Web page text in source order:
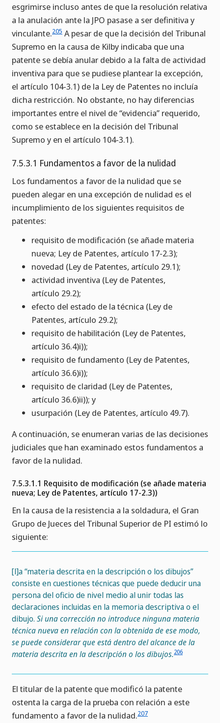
esgrimirse incluso antes de que la resolución relativa
a la anulación ante la JPO pasase a ser definitiva y
vinculante.205 A pesar de que la decisión del Tribunal
Supremo en la causa de Kilby indicaba que una
patente se debía anular debido a la falta de actividad
inventiva para que se pudiese plantear la excepción,
el artículo 104-3.1) de la Ley de Patentes no incluía
dicha restricción. No obstante, no hay diferencias
importantes entre el nivel de “evidencia” requerido,
como se establece en la decisión del Tribunal
Supremo y en el artículo 104-3.1).
7.5.3.1 Fundamentos a favor de la nulidad
Los fundamentos a favor de la nulidad que se
pueden alegar en una excepción de nulidad es el
incumplimiento de los siguientes requisitos de
patentes:
requisito de modificación (se añade materia
nueva; Ley de Patentes, artículo 17-2.3);
novedad (Ley de Patentes, artículo 29.1);
actividad inventiva (Ley de Patentes,
artículo 29.2);
efecto del estado de la técnica (Ley de
Patentes, artículo 29.2);
requisito de habilitación (Ley de Patentes,
artículo 36.4)i));
requisito de fundamento (Ley de Patentes,
artículo 36.6)i));
requisito de claridad (Ley de Patentes,
artículo 36.6)ii)); y
usurpación (Ley de Patentes, artículo 49.7).
A continuación, se enumeran varias de las decisiones
judiciales que han examinado estos fundamentos a
favor de la nulidad.
7.5.3.1.1 Requisito de modificación (se añade materia
nueva; Ley de Patentes, artículo 17-2.3))
En la causa de la resistencia a la soldadura, el Gran
Grupo de Jueces del Tribunal Superior de PI estimó lo
siguiente:
[l]a “materia descrita en la descripción o los dibujos”
consiste en cuestiones técnicas que puede deducir una
persona del oficio de nivel medio al unir todas las
declaraciones incluidas en la memoria descriptiva o el
dibujo. Si una corrección no introduce ninguna materia
técnica nueva en relación con la obtenida de ese modo,
se puede considerar que está dentro del alcance de la
materia descrita en la descripción o los dibujos.206
El titular de la patente que modificó la patente
ostenta la carga de la prueba con relación a este
fundamento a favor de la nulidad.207